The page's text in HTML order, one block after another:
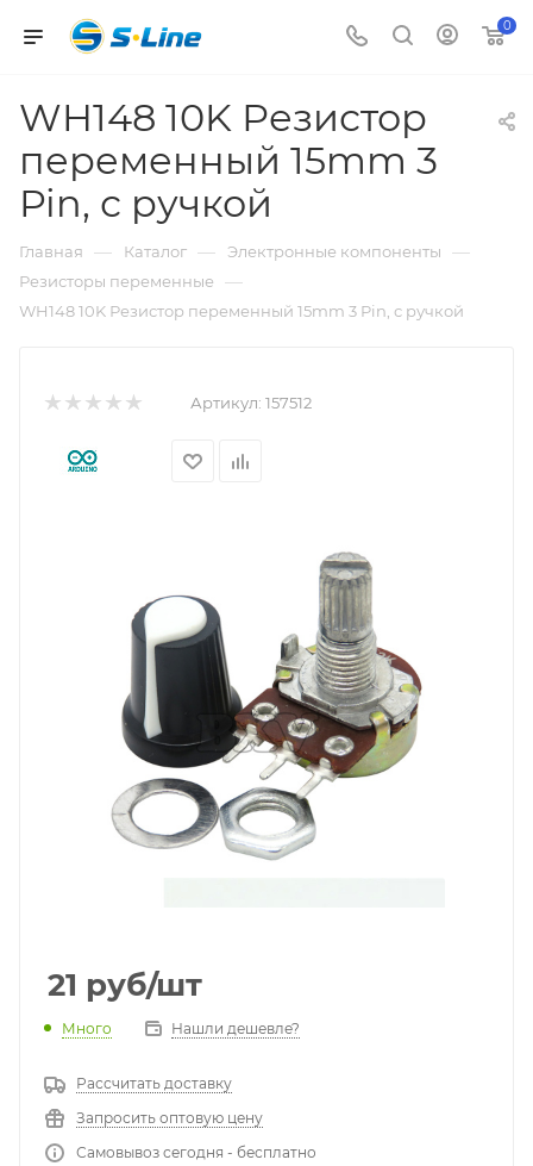
0
WH148 10K Резистор
переменный 15mm 3
Pin, с ручкой
Главная — Каталог — Электронные компоненты —
Резисторы переменные —
WH148 10K Резистор переменный 15mm 3 Pin, с ручкой
Артикул: 157512
21 руб/шт
Много Нашли дешевле?
Рассчитать доставку
Запросить оптовую цену
Самовывоз сегодня - бесплатно